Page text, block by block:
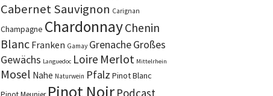
Cabernet Sauvignon Carignan
Champagne ChardonnayChenin
Blanc Franken Gamay GrenacheGroßes
Gewächs Languedoc Loire Merlot Mittelrhein
Mosel Nahe Naturwein Pfalz Pinot Blanc
Pinot Noir Podcast